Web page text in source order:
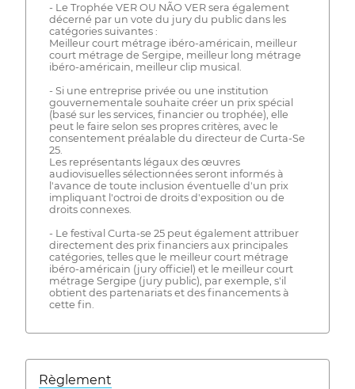
- Le Trophée VER OU NÃO VER sera également
décerné par un vote du jury du public dans les
catégories suivantes :
Meilleur court métrage ibéro-américain, meilleur
court métrage de Sergipe, meilleur long métrage
ibéro-américain, meilleur clip musical.
- Si une entreprise privée ou une institution
gouvernementale souhaite créer un prix spécial
(basé sur les services, financier ou trophée), elle
peut le faire selon ses propres critères, avec le
consentement préalable du directeur de Curta-Se
25.
Les représentants légaux des œuvres
audiovisuelles sélectionnées seront informés à
l'avance de toute inclusion éventuelle d'un prix
impliquant l'octroi de droits d'exposition ou de
droits connexes.
- Le festival Curta-se 25 peut également attribuer
directement des prix financiers aux principales
catégories, telles que le meilleur court métrage
ibéro-américain (jury officiel) et le meilleur court
métrage Sergipe (jury public), par exemple, s'il
obtient des partenariats et des financements à
cette fin.
Règlement